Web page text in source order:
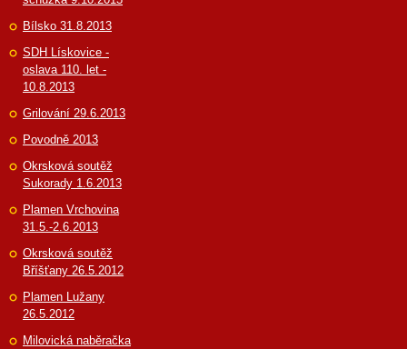
Bílsko 31.8.2013
SDH Lískovice -
oslava 110. let -
10.8.2013
Grilování 29.6.2013
Povodně 2013
Okrsková soutěž
Sukorady 1.6.2013
Plamen Vrchovina
31.5.-2.6.2013
Okrsková soutěž
Bříšťany 26.5.2012
Plamen Lužany
26.5.2012
Milovická naběračka